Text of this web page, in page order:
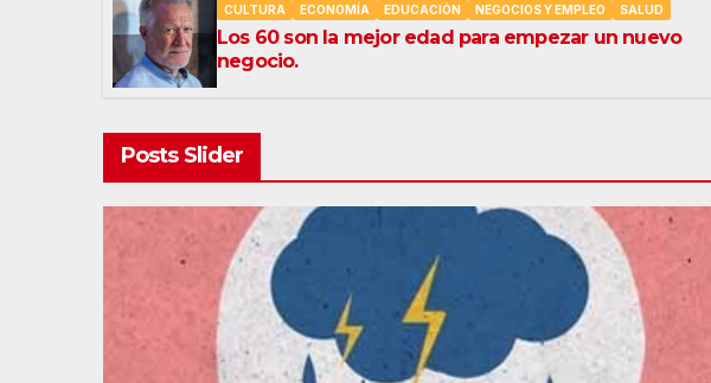
CULTURA ECONOMÍA EDUCACIÓN NEGOCIOS Y EMPLEO SALUD
Los 60 son la mejor edad para empezar un nuevo
negocio.
Posts Slider